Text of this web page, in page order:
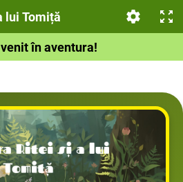
lui Tomiță
în aventura!